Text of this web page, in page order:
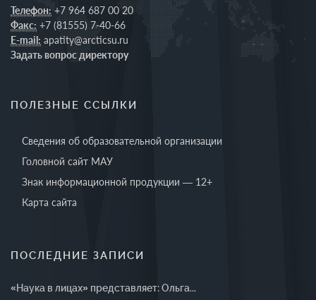
Телефон: +7 964 687 00 20
Факс: +7 (81555) 7-40-66
E-mail: apatity@arcticsu.ru
Задать вопрос директору
ПОЛЕЗНЫЕ ССЫЛКИ
Сведения об образовательной организации
Головной сайт МАУ
Знак информационной продукции — 12+
Карта сайта
ПОСЛЕДНИЕ ЗАПИСИ
«Наука в лицах» представляет: Ольга...